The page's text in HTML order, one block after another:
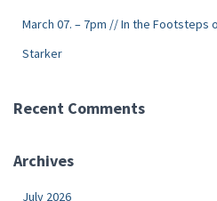
March 07. – 7pm // In the Footsteps
Starker
Recent Comments
Archives
July 2026